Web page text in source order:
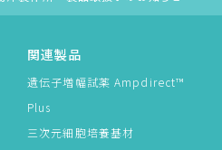
関連製品
遺伝子増幅試薬 Ampdirect™
Plus
三次元細胞培養基材